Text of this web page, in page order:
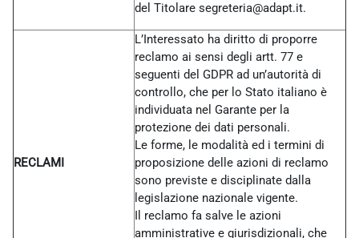
del Titolare segreteria@adapt.it.
RECLAMI
L’Interessato ha diritto di proporre
reclamo ai sensi degli artt. 77 e
seguenti del GDPR ad un’autorità di
controllo, che per lo Stato italiano è
individuata nel Garante per la
protezione dei dati personali.
Le forme, le modalità ed i termini di
proposizione delle azioni di reclamo
sono previste e disciplinate dalla
legislazione nazionale vigente.
Il reclamo fa salve le azioni
amministrative e giurisdizionali, che